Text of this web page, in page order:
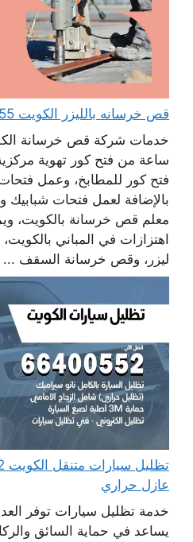
قص خرسانه بالليزر الكويت 65932555 فتح كور تكييف
ساعة من فتح كور تهوية
فتح كور للمطابخ، وعمل
بالإضافة لعمل فتحات
معلم قص خرسانة بالكويت،
اهتزازات في المباني
ليزر، وقص خرسانة السقف ...
عازل حراري
خدمة تظليل سيارات توفر
يساعد في حماية السائق